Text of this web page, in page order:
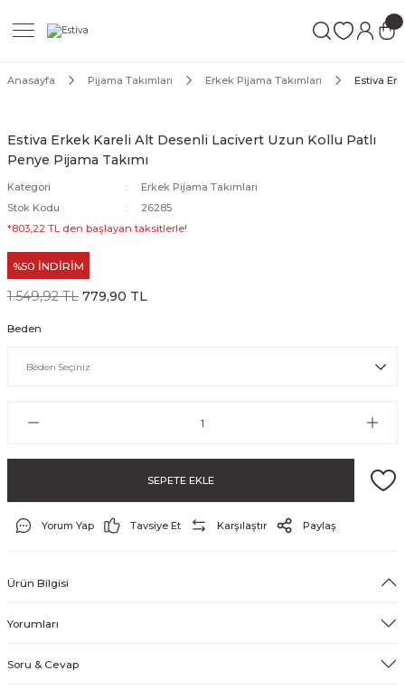
Mayo
Anasayfa Pijama Takımları Erkek Pijama Takımları Estiva
Estiva Erkek Kareli Alt Desenli Lacivert Uzun Kollu Patlı
Penye Pijama Takımı
Kategori
Erkek Pijama Takımları
Stok Kodu
26285
*803,22 TL den başlayan taksitlerle!
%50 İNDİRİM
1.549,92 TL 779,90 TL
Beden
SEPETE EKLE
Yorum Yap Tavsiye Et Karşılaştır Paylaş
Ürün Bilgisi
Yorumları
Soru & Cevap